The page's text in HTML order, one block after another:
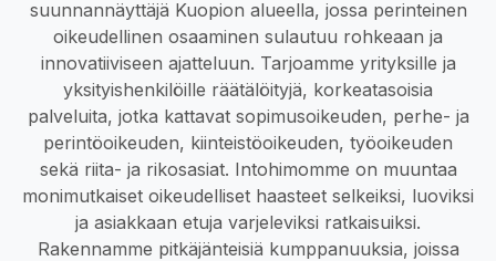
suunnannäyttäjä Kuopion alueella, jossa perinteinen
oikeudellinen osaaminen sulautuu rohkeaan ja
innovatiiviseen ajatteluun. Tarjoamme yrityksille ja
yksityishenkilöille räätälöityjä, korkeatasoisia
palveluita, jotka kattavat sopimusoikeuden, perhe- ja
perintöoikeuden, kiinteistöoikeuden, työoikeuden
sekä riita- ja rikosasiat. Intohimomme on muuntaa
monimutkaiset oikeudelliset haasteet selkeiksi, luoviksi
ja asiakkaan etuja varjeleviksi ratkaisuiksi.
Rakennamme pitkäjänteisiä kumppanuuksia, joissa